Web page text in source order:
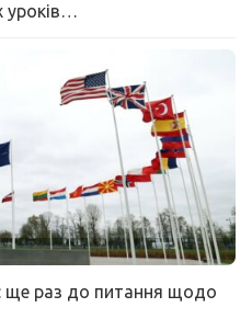
уроків…
ще раз до питання щодо